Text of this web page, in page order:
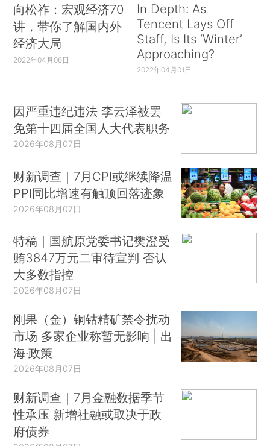
向松祚：宏观经济70
讲，带你了解国内外
经济大局
2022年04月06日
In Depth: As
Tencent Lays Off
Staff, Is Its ‘Winter’
Approaching?
2022年04月01日
因严重违纪违法 李云泽被罢
免第十四届全国人大代表职务
2026年08月07日
财新调查｜7月CPI或继续降温
PPI同比增速有触顶回落迹象
2026年08月07日
特稿｜国航原党委书记樊澄受
贿3847万元二审待宣判 否认
大多数指控
2026年08月07日
刚果（金）铜钴精矿禁令扰动
市场 多家企业称暂无影响 | 出
海·政策
2026年08月07日
财新调查｜7月金融数据季节
性承压 新增社融或取决于政
府债券